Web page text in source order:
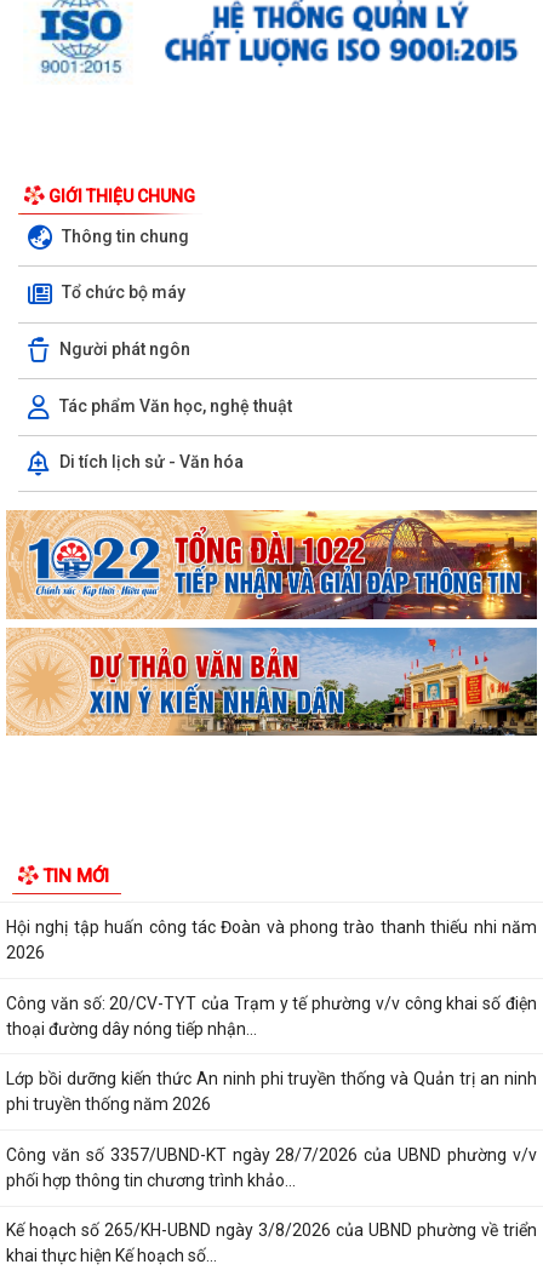
GIỚI THIỆU CHUNG
Thông tin chung
Tổ chức bộ máy
Người phát ngôn
Tác phẩm Văn học, nghệ thuật
Di tích lịch sử - Văn hóa
TIN MỚI
UBND phường triển khai công tác khám sức khoẻ định kỳ, khám sàng
lọc miễn phí cho người dân trên...
Ban đại diện Hội đồng quản trị Ngân hàng Chính sách xã hội phường
Kiến An tổ chức phiên họp giao...
TỪ NGÀY 08/8/2026: NHIỀU THỦ TỤC HÀNH CHÍNH TRỰC TUYẾN TẠI
giữa năm 2026 HĐND thành phố...
Hội nghị tập huấn công tác Đoàn và phong trào thanh thiếu nhi năm
2026
Công văn số: 20/CV-TYT của Trạm y tế phường v/v công khai số điện
thoại đường dây nóng tiếp nhận...
Lớp bồi dưỡng kiến thức An ninh phi truyền thống và Quản trị an ninh
phi truyền thống năm 2026
Công văn số 3357/UBND-KT ngày 28/7/2026 của UBND phường v/v
phối hợp thông tin chương trình khảo...
Kế hoạch số 265/KH-UBND ngày 3/8/2026 của UBND phường về triển
khai thực hiện Kế hoạch số...